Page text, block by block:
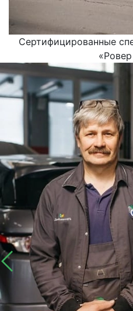
Сертифицированные